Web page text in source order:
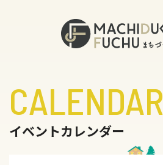
CALENDAR
イベントカレンダー